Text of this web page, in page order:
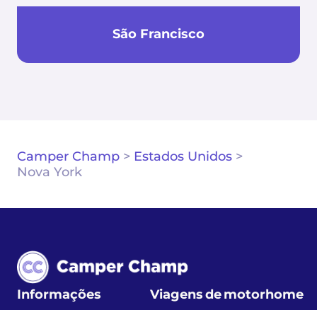
São Francisco
Camper Champ > Estados Unidos >
Nova York
Informações Viagens de motorhome